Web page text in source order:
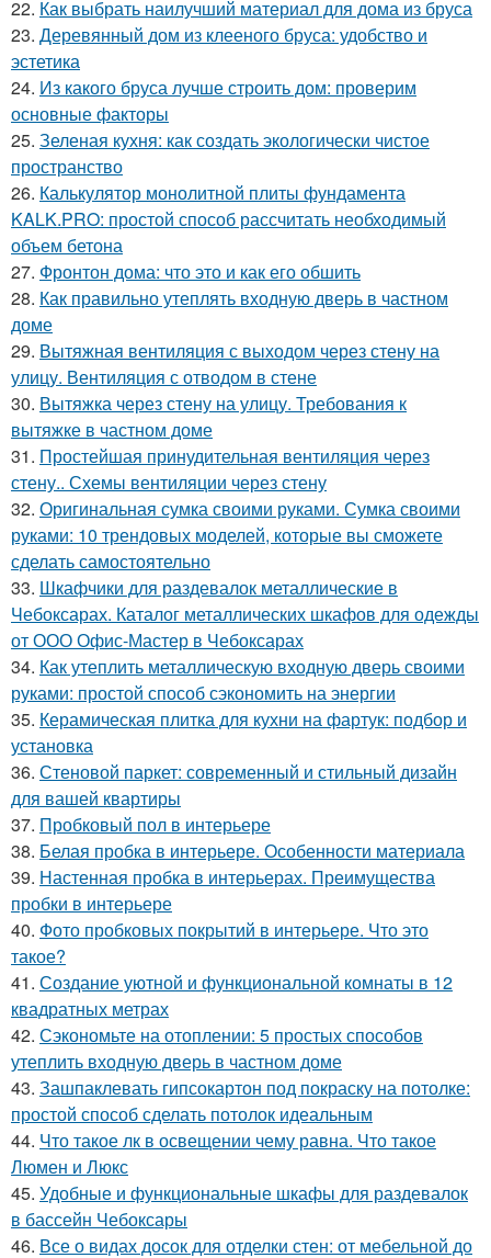
22. Как выбрать наилучший материал для дома из бруса
23. Деревянный дом из клееного бруса: удобство и
эстетика
24. Из какого бруса лучше строить дом: проверим
основные факторы
25. Зеленая кухня: как создать экологически чистое
пространство
26. Калькулятор монолитной плиты фундамента
KALK.PRO: простой способ рассчитать необходимый
объем бетона
27. Фронтон дома: что это и как его обшить
28. Как правильно утеплять входную дверь в частном
доме
29. Вытяжная вентиляция с выходом через стену на
улицу. Вентиляция с отводом в стене
30. Вытяжка через стену на улицу. Требования к
вытяжке в частном доме
31. Простейшая принудительная вентиляция через
стену.. Схемы вентиляции через стену
32. Оригинальная сумка своими руками. Сумка своими
руками: 10 трендовых моделей, которые вы сможете
сделать самостоятельно
33. Шкафчики для раздевалок металлические в
Чебоксарах. Каталог металлических шкафов для одежды
от ООО Офис-Мастер в Чебоксарах
34. Как утеплить металлическую входную дверь своими
руками: простой способ сэкономить на энергии
35. Керамическая плитка для кухни на фартук: подбор и
установка
36. Стеновой паркет: современный и стильный дизайн
для вашей квартиры
37. Пробковый пол в интерьере
38. Белая пробка в интерьере. Особенности материала
39. Настенная пробка в интерьерах. Преимущества
пробки в интерьере
40. Фото пробковых покрытий в интерьере. Что это
такое?
41. Создание уютной и функциональной комнаты в 12
квадратных метрах
42. Сэкономьте на отоплении: 5 простых способов
утеплить входную дверь в частном доме
43. Зашпаклевать гипсокартон под покраску на потолке:
простой способ сделать потолок идеальным
44. Что такое лк в освещении чему равна. Что такое
Люмен и Люкс
45. Удобные и функциональные шкафы для раздевалок
в бассейн Чебоксары
46. Все о видах досок для отделки стен: от мебельной до